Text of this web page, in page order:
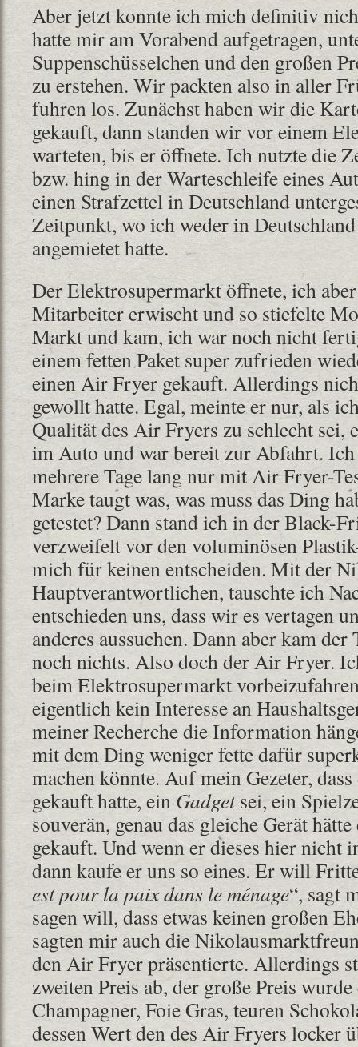
Aber jetzt konnte ich mich definitiv
hatte mir am Vorabend aufgetragen,
Suppenschüsselchen und den großen
zu erstehen. Wir packten also in aller
fuhren los. Zunächst haben wir die
gekauft, dann standen wir vor einem
warteten, bis er öffnete. Ich nutzte die
bzw. hing in der Warteschleife eines
einen Strafzettel in Deutschland
Zeitpunkt, wo ich weder in
angemietet hatte.
Der Elektrosupermarkt öffnete, ich
Mitarbeiter erwischt und so stiefelte
Markt und kam, ich war noch nicht
einem fetten Paket super zufrieden
einen Air Fryer gekauft. Allerdings
gewollt hatte. Egal, meinte er nur, als
Qualität des Air Fryers zu schlecht sei,
im Auto und war bereit zur Abfahrt.
mehrere Tage lang nur mit Air Fryer-
Marke taugt was, was muss das Ding
getestet? Dann stand ich in der Black-
verzweifelt vor den voluminösen
mich für keinen entscheiden. Mit der
Hauptverantwortlichen, tauschte ich
entschieden uns, dass wir es vertagen
anderes aussuchen. Dann aber kam
noch nichts. Also doch der Air Fryer.
beim Elektrosupermarkt
eigentlich kein Interesse an
meiner Recherche die Information
mit dem Ding weniger fette dafür
machen könnte. Auf mein Gezeter, dass
gekauft hatte, ein Gadgetsei, ein
souverän, genau das gleiche Gerät
gekauft. Und wenn er dieses hier nicht
dann kaufe er uns so eines. Er will
est pour la paix dans le ménage“, sagt
sagen will, dass etwas keinen großen
sagten mir auch die
den Air Fryer präsentierte. Allerdings
zweiten Preis ab, der große Preis
Champagner, Foie Gras, teuren
dessen Wert den des Air Fryers locker